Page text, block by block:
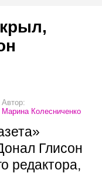
Автор:
Марина Колесниченко
Глисон
редактора,